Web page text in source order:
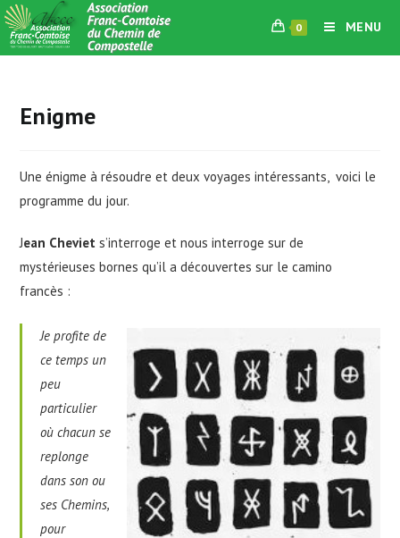
Skip
to
content
0 MENU
Enigme
Une énigme à résoudre et deux voyages intéressants, voici le
programme du jour.
Jean Cheviets’interroge et nous interroge sur de
mystérieuses bornes qu’il a découvertes sur le camino
francès :
Je profite de
ce temps un
peu
particulier
où chacun se
replonge
dans son ou
ses Chemins,
pour